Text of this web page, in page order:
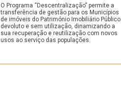
O Programa “Descentralização” permite a
transferência de gestão para os Municípios
de imóveis do Património Imobiliário Público
devoluto e sem utilização, dinamizando a
sua recuperação e reutilização com novos
usos ao serviço das populações.